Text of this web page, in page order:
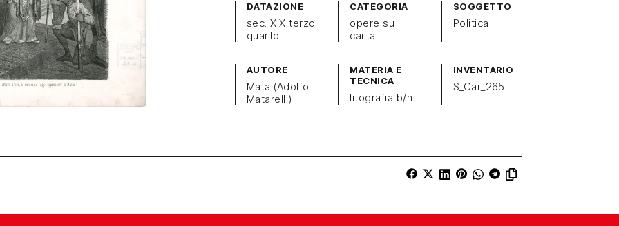
DATAZIONE
sec. XIX terzo
quarto
CATEGORIA
opere su
carta
SOGGETTO
Politica
AUTORE
Mata (Adolfo
Matarelli)
MATERIA E
TECNICA
litografia b/n
INVENTARIO
S_Car_265